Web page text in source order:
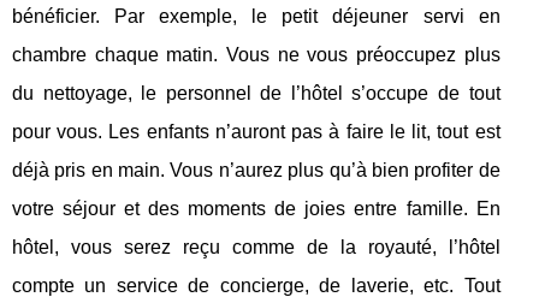
bénéficier. Par exemple, le petit déjeuner servi en
chambre chaque matin. Vous ne vous préoccupez plus
du nettoyage, le personnel de l’hôtel s’occupe de tout
pour vous. Les enfants n’auront pas à faire le lit, tout est
déjà pris en main. Vous n’aurez plus qu’à bien profiter de
votre séjour et des moments de joies entre famille. En
hôtel, vous serez reçu comme de la royauté, l’hôtel
compte un service de concierge, de laverie, etc. Tout